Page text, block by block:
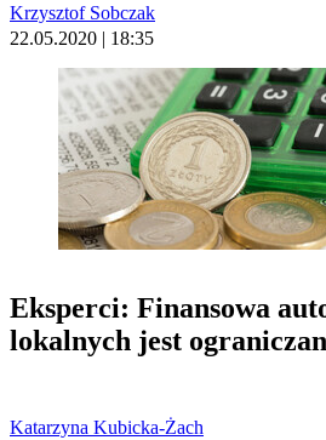
Krzysztof Sobczak
22.05.2020 | 18:35
Eksperci: Finansowa
lokalnych jest
Katarzyna Kubicka-Żach